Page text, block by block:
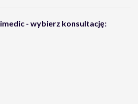
- wybierz konsultację: